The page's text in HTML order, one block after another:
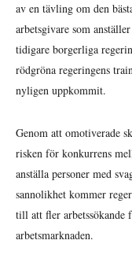
av en tävling om den
arbetsgivare som
tidigare borgerliga
rödgröna regeringens
nyligen uppkommit.
Genom att omotiverade
risken för konkurrens
anställa personer med
sannolikhet kommer
till att fler
arbetsmarknaden.